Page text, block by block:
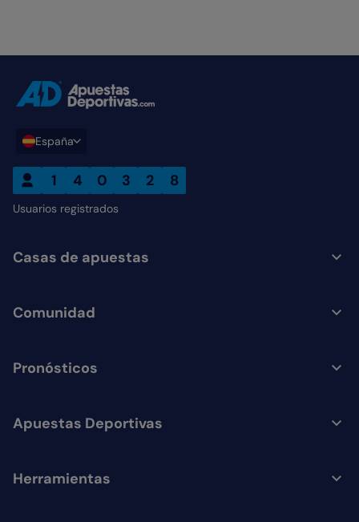
España
1 4 0 3 2 8
Usuarios registrados
Casas de apuestas
Comunidad
Pronósticos
Apuestas Deportivas
Herramientas